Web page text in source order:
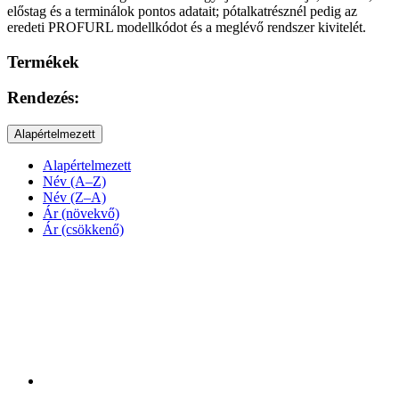
előstag és a terminálok pontos adatait; pótalkatrésznél pedig az
eredeti PROFURL modellkódot és a meglévő rendszer kivitelét.
Termékek
Rendezés:
Alapértelmezett
Alapértelmezett
Név (A–Z)
Név (Z–A)
Ár (növekvő)
Ár (csökkenő)